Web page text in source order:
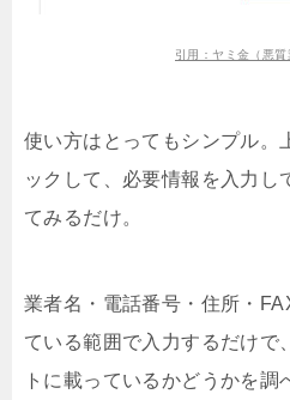
引用：ヤミ金（悪
使い方はとってもシンプル。
ックして、必要情報を入力し
てみるだけ。
業者名・電話番号・住所・
ている範囲で入力するだけで
トに載っているかどうかを調